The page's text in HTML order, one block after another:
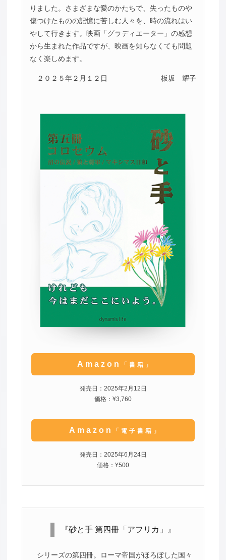
りました。さまざまな愛のかたちで、失ったものや
傷つけたものの記憶に苦しむ人々を、時の流れはい
やして行きます。映画「グラディエーター」の感想
から生まれた作品ですが、映画を知らなくても問題
なく楽しめます。
２０２５年２月１２日 板坂 耀子
Amazon 「書籍」
発売日：2025年2月12日
価格：¥3,760
Amazon 「電子書籍」
発売日：2025年6月24日
価格：¥500
『砂と手 第四冊「アフリカ」』
シリーズの第四冊。ローマ帝国がほろぼした国々